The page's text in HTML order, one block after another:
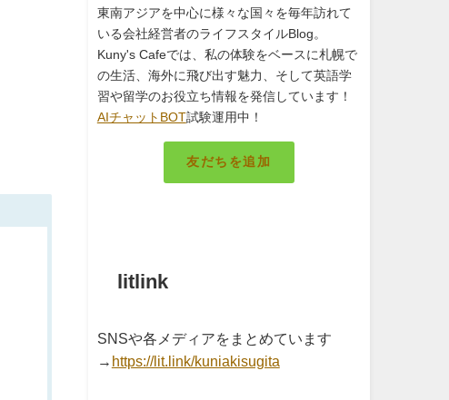
東南アジアを中心に様々な国々を毎年訪れて
いる会社経営者のライフスタイルBlog。
Kuny's Cafeでは、私の体験をベースに札幌で
の生活、海外に飛び出す魅力、そして英語学
習や留学のお役立ち情報を発信しています！
AIチャットBOT試験運用中！
友だちを追加
litlink
SNSや各メディアをまとめています
→ https://lit.link/kuniakisugita